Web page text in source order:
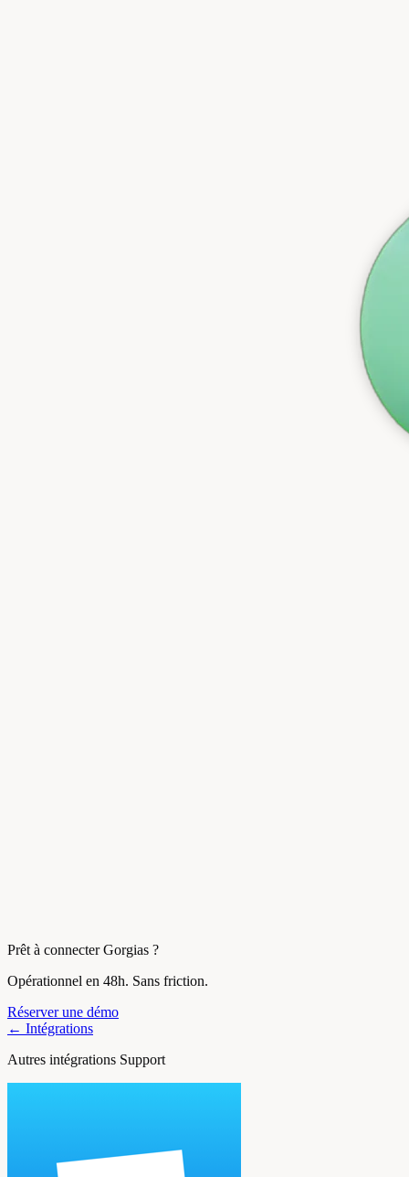
Prêt à connecter Gorgias ?
Opérationnel en 48h. Sans friction.
Réserver une démo
← Intégrations
Autres intégrations Support